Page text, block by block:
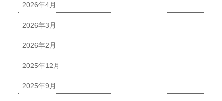
2026年4月
2026年3月
2026年2月
2025年12月
2025年9月